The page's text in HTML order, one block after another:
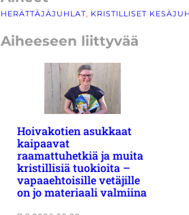
HERÄTTÄJÄJUHLAT, KRISTILLISET
Aiheeseen liittyvää
Hoivakotien asukkaat
kaipaavat
raamattuhetkiä ja muita
kristillisiä tuokioita –
vapaaehtoisille vetäjille
on jo materiaali valmiina